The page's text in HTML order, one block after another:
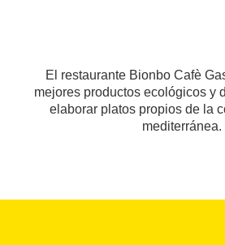
El restaurante Bionbo Cafè
mejores productos ecológicos y
elaborar platos propios de la
mediterránea.